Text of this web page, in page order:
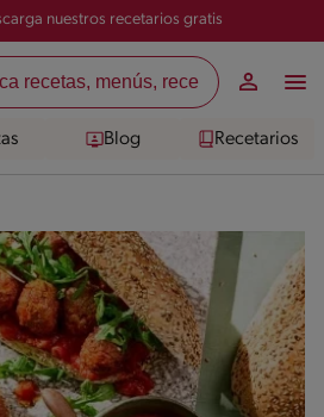
nuestros recetarios gratis
Blog Recetarios